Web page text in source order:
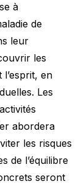
à
de
leur
les
en
Les
abordera
les risques
de l’équilibre
seront